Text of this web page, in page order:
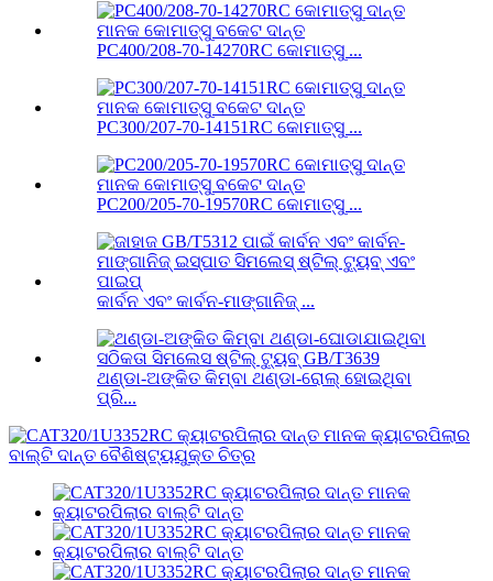
PC400/208-70-14270RC କୋମାତ୍ସୁ ...
PC300/207-70-14151RC କୋମାତ୍ସୁ ...
PC200/205-70-19570RC କୋମାତ୍ସୁ ...
କାର୍ବନ ଏବଂ କାର୍ବନ-ମାଙ୍ଗାନିଜ୍ ...
ଥଣ୍ଡା-ଅଙ୍କିତ କିମ୍ବା ଥଣ୍ଡା-ରୋଲ୍ ହୋଇଥିବା
ପ୍ରି...